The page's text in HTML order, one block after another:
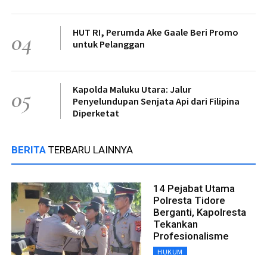
04
HUT RI, Perumda Ake Gaale Beri Promo
untuk Pelanggan
05
Kapolda Maluku Utara: Jalur
Penyelundupan Senjata Api dari Filipina
Diperketat
BERITA TERBARU LAINNYA
14 Pejabat Utama
Polresta Tidore
Berganti, Kapolresta
Tekankan
Profesionalisme
HUKUM